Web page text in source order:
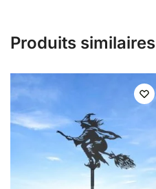
Produits similaires